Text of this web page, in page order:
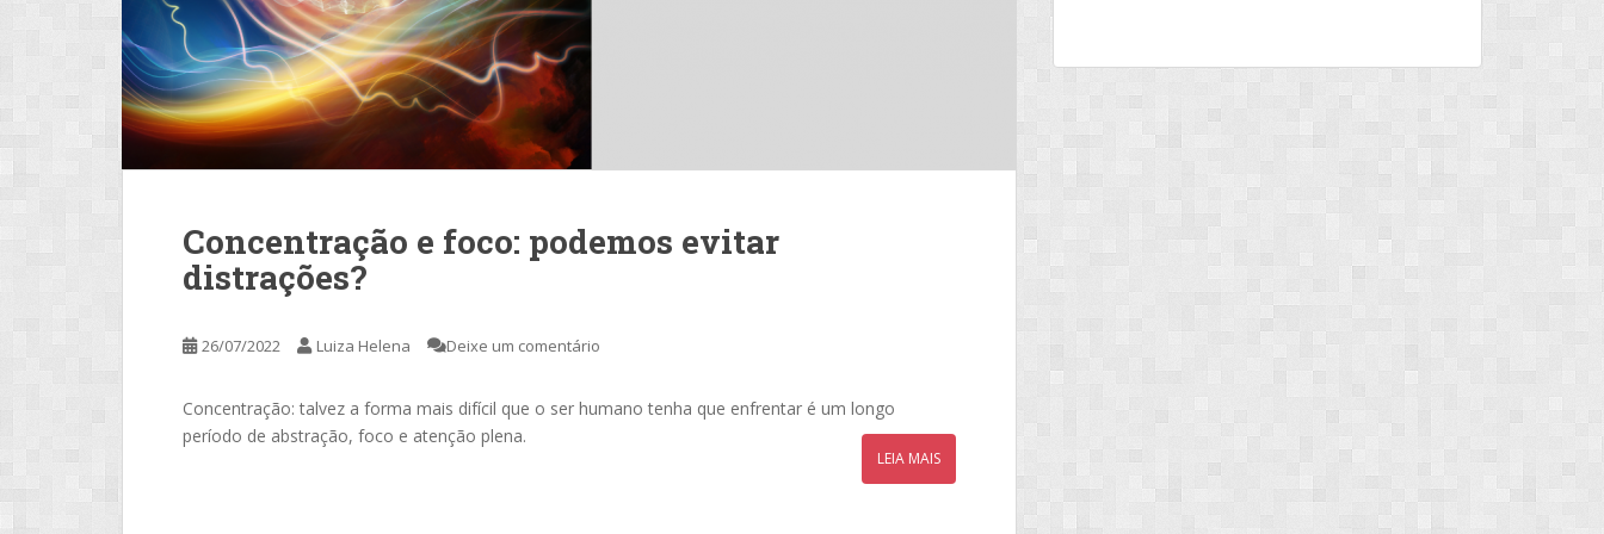
Concentração e foco: podemos evitar
distrações?
26/07/2022 Luiza Helena Deixe um comentário
Concentração: talvez a forma mais difícil que o ser humano tenha que enfrentar é um longo
período de abstração, foco e atenção plena.
LEIA MAIS